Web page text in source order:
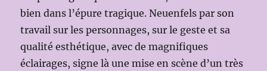
bien dans l’épure tragique. Neuenfels par son
travail sur les personnages, sur le geste et sa
qualité esthétique, avec de magnifiques
éclairages, signe là une mise en scène d’un très